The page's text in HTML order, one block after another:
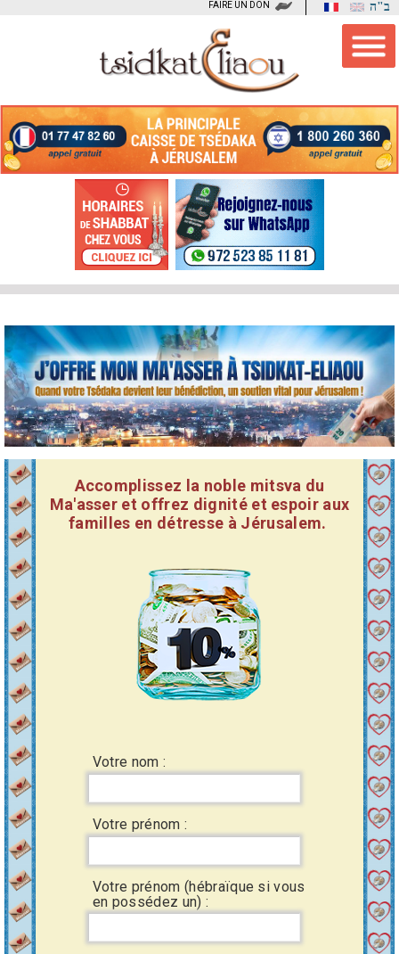
ב"ה FAIRE UN DON
Accomplissez la noble mitsva du
Ma'asser et offrez dignité et espoir aux
familles en détresse à Jérusalem.
Votre nom :
Votre prénom :
Votre prénom (hébraïque si vous
en possédez un) :